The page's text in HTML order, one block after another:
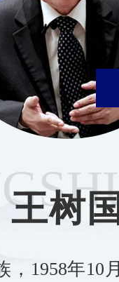
王树
，1958年10